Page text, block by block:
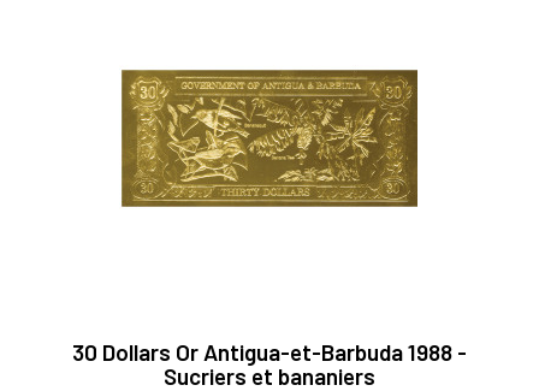
30 Dollars Or Antigua-et-Barbuda 1988 -
Sucriers et bananiers